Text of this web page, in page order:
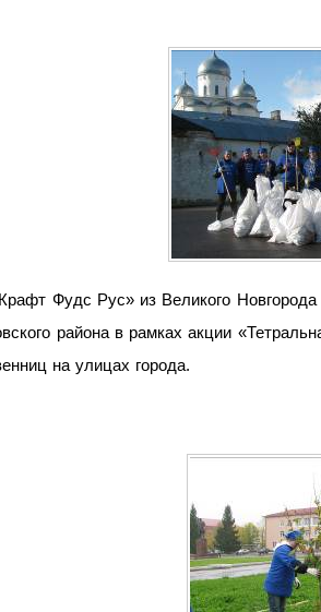
Фудс Рус» из Великого
района в рамках акции
на улицах города.